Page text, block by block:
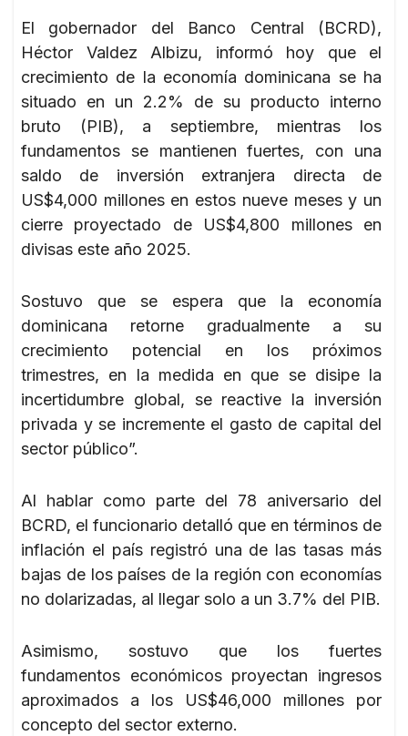
El gobernador del Banco Central (BCRD),
Héctor Valdez Albizu, informó hoy que el
crecimiento de la economía dominicana se ha
situado en un 2.2% de su producto interno
bruto (PIB), a septiembre, mientras los
fundamentos se mantienen fuertes, con una
saldo de inversión extranjera directa de
US$4,000 millones en estos nueve meses y un
cierre proyectado de US$4,800 millones en
divisas este año 2025.
Sostuvo que se espera que la economía
dominicana retorne gradualmente a su
crecimiento potencial en los próximos
trimestres, en la medida en que se disipe la
incertidumbre global, se reactive la inversión
privada y se incremente el gasto de capital del
sector público”.
Al hablar como parte del 78 aniversario del
BCRD, el funcionario detalló que en términos de
inflación el país registró una de las tasas más
bajas de los países de la región con economías
no dolarizadas, al llegar solo a un 3.7% del PIB.
Asimismo, sostuvo que los fuertes
fundamentos económicos proyectan ingresos
aproximados a los US$46,000 millones por
concepto del sector externo.